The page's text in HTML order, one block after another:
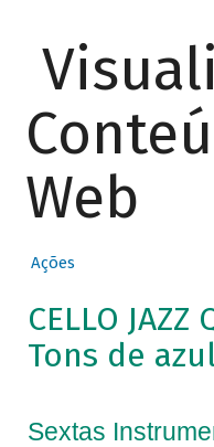
Web
Ações
CELLO JAZZ
Tons de
Sextas